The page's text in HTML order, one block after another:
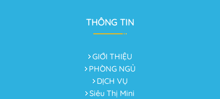
THÔNG TIN
GIỚI THIỆU
PHÒNG NGỦ
DỊCH VỤ
Siêu Thị Mini